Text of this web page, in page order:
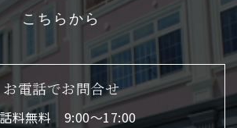
こちらから
お電話でお問合せ
料無料 9:00〜17:00